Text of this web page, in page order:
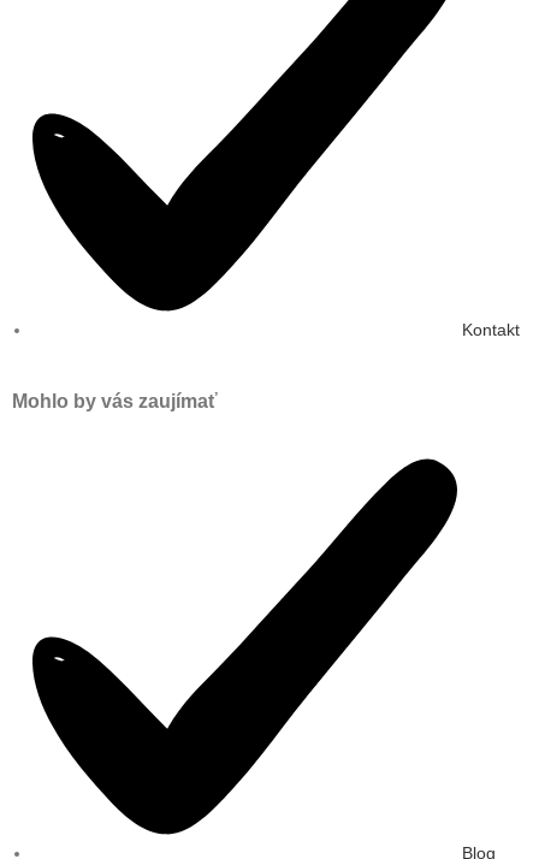
Kontakt
Mohlo by vás zaujímať
Blog